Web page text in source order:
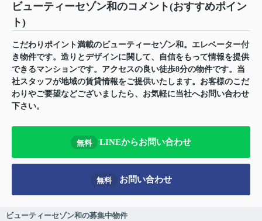
ビューティーセゾン和のコメント(おすすめポイン
ト)
こだわりポイント満載のビューティーセゾン和。エレベーター付
き物件です。造りとデザインに関して、自信をもって情報を提供
できるマンションです。アクセスの良い徒歩8分の物件です。当
社スタッフが地域の賃貸情報をご提供いたします。お客様のこだ
わりやご要望などございましたら、お気軽に当社へお問い合わせ
下さい。
無料 LINEからお問い合わせ
無料 お問い合わせ
ビューティーセゾン和の募集中物件